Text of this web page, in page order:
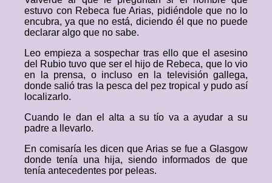
estuvo con Rebeca fue Arias, pidiéndole que no lo
encubra, ya que no está, diciendo él que no puede
declarar algo que no sabe.
Leo empieza a sospechar tras ello que el asesino
del Rubio tuvo que ser el hijo de Rebeca, que lo vio
en la prensa, o incluso en la televisión gallega,
donde salió tras la pesca del pez tropical y pudo así
localizarlo.
Cuando le dan el alta a su tío va a ayudar a su
padre a llevarlo.
En comisaría les dicen que Arias se fue a Glasgow
donde tenía una hija, siendo informados de que
tenía antecedentes por peleas.